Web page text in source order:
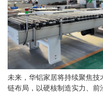
未来，华铝家居将持续聚焦
链布局，以硬核制造实力、